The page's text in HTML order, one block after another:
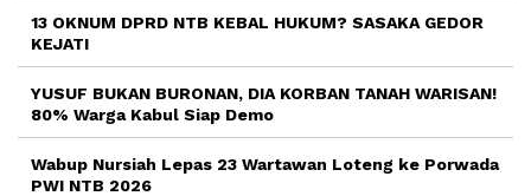
13 OKNUM DPRD NTB KEBAL HUKUM? SASAKA GEDOR
KEJATI
YUSUF BUKAN BURONAN, DIA KORBAN TANAH WARISAN!
80% Warga Kabul Siap Demo
Wabup Nursiah Lepas 23 Wartawan Loteng ke Porwada
PWI NTB 2026